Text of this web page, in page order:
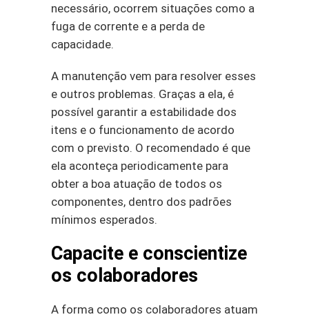
necessário, ocorrem situações como a
fuga de corrente e a perda de
capacidade.
A manutenção vem para resolver esses
e outros problemas. Graças a ela, é
possível garantir a estabilidade dos
itens e o funcionamento de acordo
com o previsto. O recomendado é que
ela aconteça periodicamente para
obter a boa atuação de todos os
componentes, dentro dos padrões
mínimos esperados.
Capacite e conscientize
os colaboradores
A forma como os colaboradores atuam